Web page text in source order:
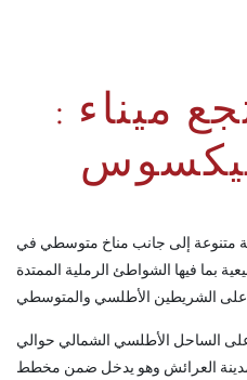
ميناء :
متنوعة إلى جانب مناخ متوسطي في
بما فيها الشواطئ الرملية الممتدة
الساحل الأطلسي الشمالي حوالي
العرائش وهو يدخل ضمن مخطط